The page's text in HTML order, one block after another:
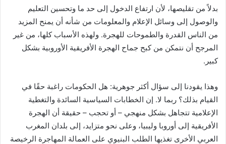
بدلاً من تقليصها، لأن ارتفاع الدخول إلى حد ما وتحسين التعليم
والوصول إلى وسائل الإعلام والمعلومات من شأنه أن يمنح المزيد
من الناس القدرة والطموحات للهجرة. ولهذه الأسباب كلها، من غير
المرجح أن نتمكن من كبح جماح الهجرة الأفريقية الأوروبية بشكل
كبير.
وهذا يقودنا إلى سؤال أكثر جوهرية: هل الحكومات راغبة حقًا في
القيام بذلك؟ ربما لا. إن الخطابات السياسية السائدة والتغطية
الإعلامية تتجاهل بشكل منهجي – أو تحجب – حقيقة أن الهجرة
الأفريقية إلى أوروبا وليبيا، وعلى نحو متزايد، إلى بلدان المغرب
العربي الأخرى تغذيها الطلب البنيوي على العمالة المهاجرة الرخيصة